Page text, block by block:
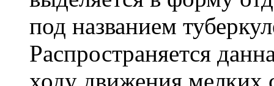
под названием
Распространяется